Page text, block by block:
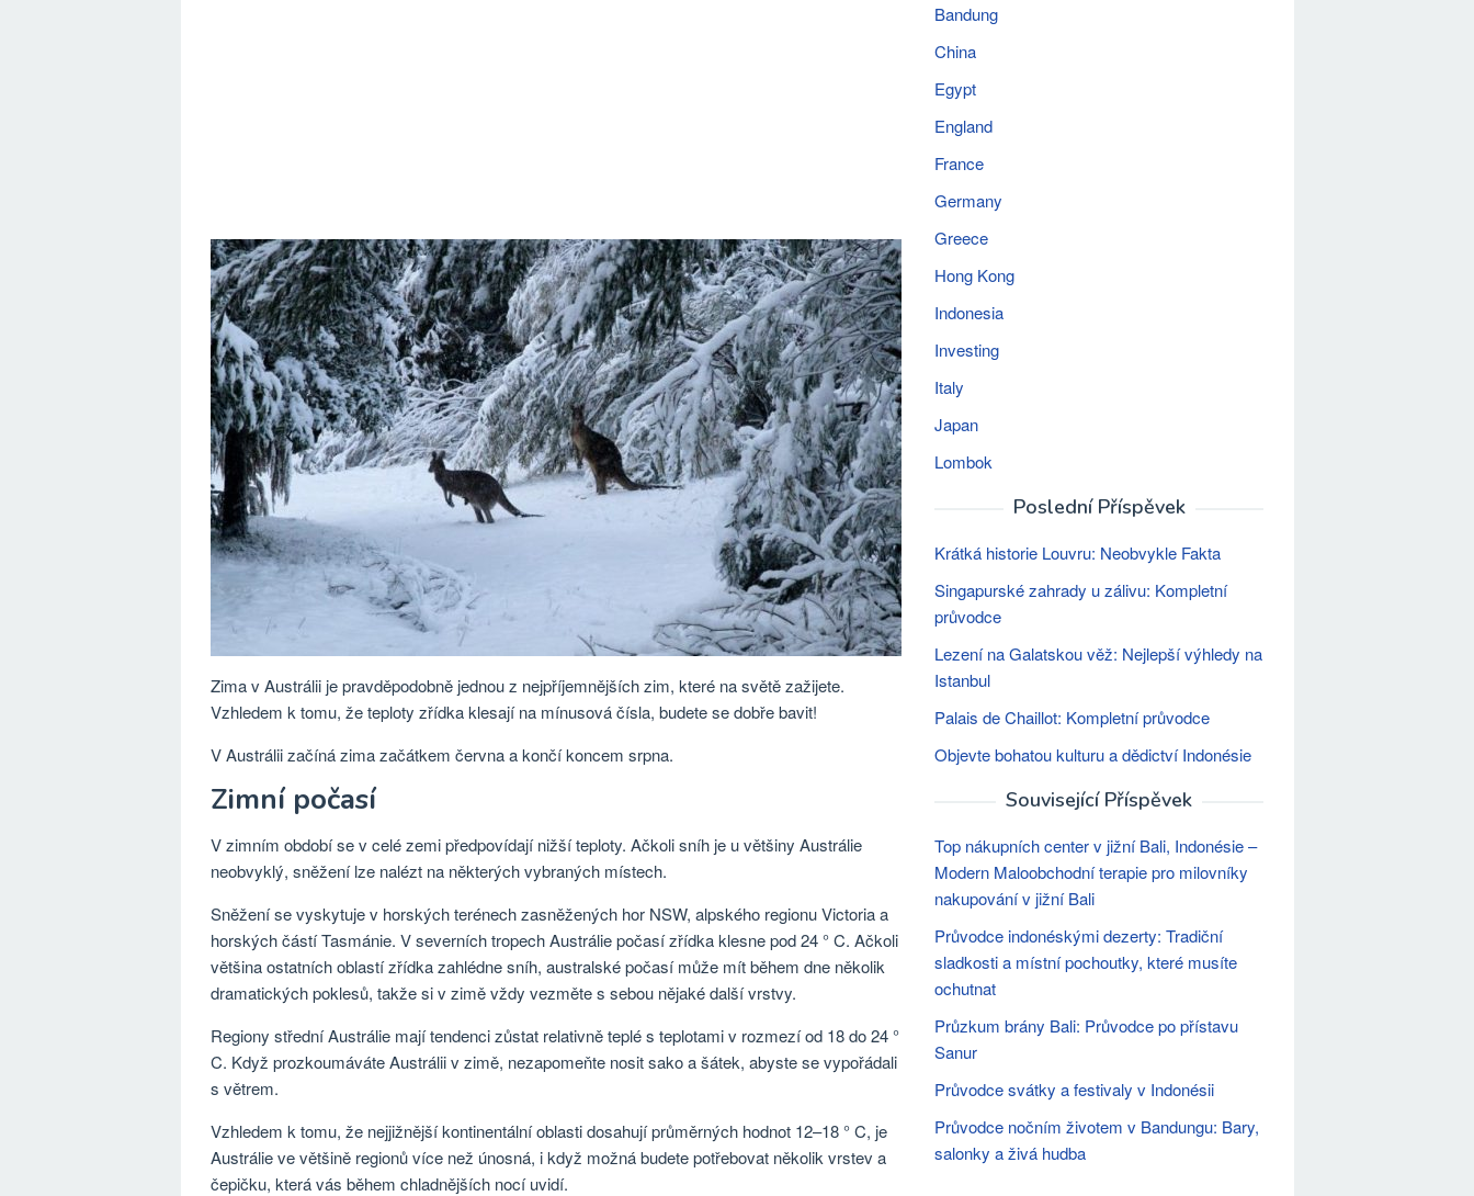
Zima v Austrálii je pravděpodobně jednou z nejpříjemnějších zim, které na světě zažijete.
Vzhledem k tomu, že teploty zřídka klesají na mínusová čísla, budete se dobře bavit!
V Austrálii začíná zima začátkem června a končí koncem srpna.
Zimní počasí
V zimním období se v celé zemi předpovídají nižší teploty. Ačkoli sníh je u většiny Austrálie
neobvyklý, sněžení lze nalézt na některých vybraných místech.
Sněžení se vyskytuje v horských terénech zasněžených hor NSW, alpského regionu Victoria a
horských částí Tasmánie. V severních tropech Austrálie počasí zřídka klesne pod 24 ° C. Ačkoli
většina ostatních oblastí zřídka zahlédne sníh, australské počasí může mít během dne několik
dramatických poklesů, takže si v zimě vždy vezměte s sebou nějaké další vrstvy.
Regiony střední Austrálie mají tendenci zůstat relativně teplé s teplotami v rozmezí od 18 do 24 °
C. Když prozkoumáváte Austrálii v zimě, nezapomeňte nosit sako a šátek, abyste se vypořádali
s větrem.
Vzhledem k tomu, že nejjižnější kontinentální oblasti dosahují průměrných hodnot 12–18 ° C, je
Austrálie ve většině regionů více než únosná, i když možná budete potřebovat několik vrstev a
čepičku, která vás během chladnějších nocí uvidí.
Bandung
China
Egypt
England
France
Germany
Greece
Hong Kong
Indonesia
Investing
Italy
Japan
Lombok
Poslední Příspěvek
Krátká historie Louvru: Neobvykle Fakta
Singapurské zahrady u zálivu: Kompletní
průvodce
Lezení na Galatskou věž: Nejlepší výhledy na
Istanbul
Palais de Chaillot: Kompletní průvodce
Objevte bohatou kulturu a dědictví Indonésie
Související Příspěvek
Top nákupních center v jižní Bali, Indonésie –
Modern Maloobchodní terapie pro milovníky
nakupování v jižní Bali
Průvodce indonéskými dezerty: Tradiční
sladkosti a místní pochoutky, které musíte
ochutnat
Průzkum brány Bali: Průvodce po přístavu
Sanur
Průvodce svátky a festivaly v Indonésii
Průvodce nočním životem v Bandungu: Bary,
salonky a živá hudba